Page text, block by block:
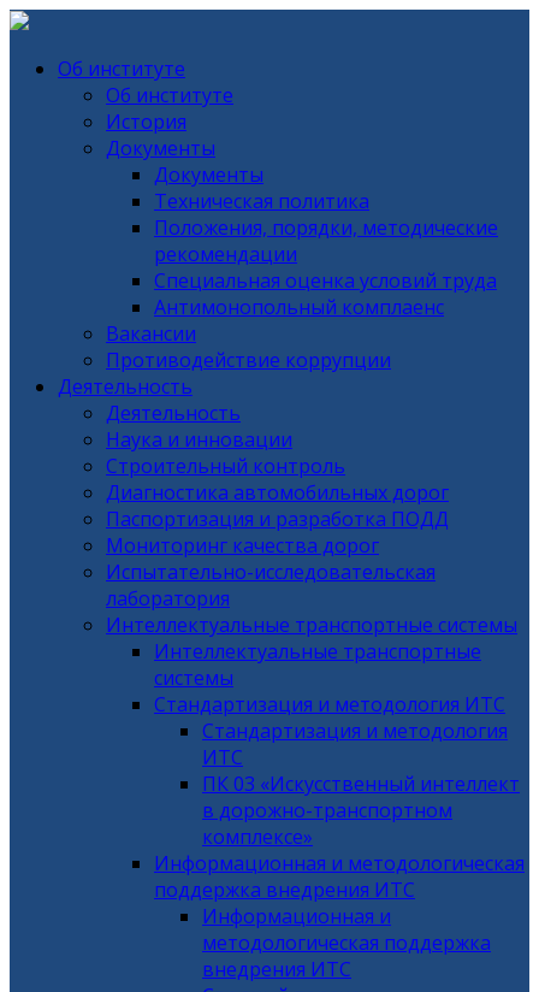
Об институте
Об институте
История
Документы
Документы
Техническая политика
Положения, порядки, методические
рекомендации
Специальная оценка условий труда
Антимонопольный комплаенс
Вакансии
Противодействие коррупции
Деятельность
Деятельность
Наука и инновации
Строительный контроль
Диагностика автомобильных дорог
Паспортизация и разработка ПОДД
Мониторинг качества дорог
Испытательно-исследовательская
лаборатория
Интеллектуальные транспортные системы
Интеллектуальные транспортные
системы
Стандартизация и методология ИТС
Стандартизация и методология
ИТС
ПК 03 «Искусственный интеллект
в дорожно-транспортном
комплексе»
Информационная и методологическая
поддержка внедрения ИТС
Информационная и
методологическая поддержка
внедрения ИТС